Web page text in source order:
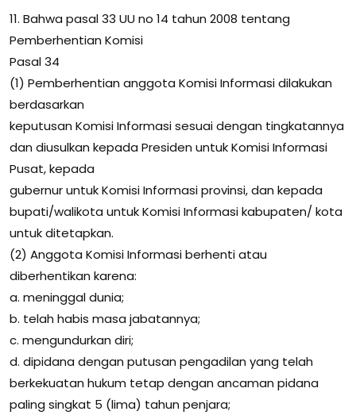
11. Bahwa pasal 33 UU no 14 tahun 2008 tentang
Pemberhentian Komisi
Pasal 34
(1) Pemberhentian anggota Komisi Informasi dilakukan
berdasarkan
keputusan Komisi Informasi sesuai dengan tingkatannya
dan diusulkan kepada Presiden untuk Komisi Informasi
Pusat, kepada
gubernur untuk Komisi Informasi provinsi, dan kepada
bupati/walikota untuk Komisi Informasi kabupaten/ kota
untuk ditetapkan.
(2) Anggota Komisi Informasi berhenti atau
diberhentikan karena:
a. meninggal dunia;
b. telah habis masa jabatannya;
c. mengundurkan diri;
d. dipidana dengan putusan pengadilan yang telah
berkekuatan hukum tetap dengan ancaman pidana
paling singkat 5 (lima) tahun penjara;